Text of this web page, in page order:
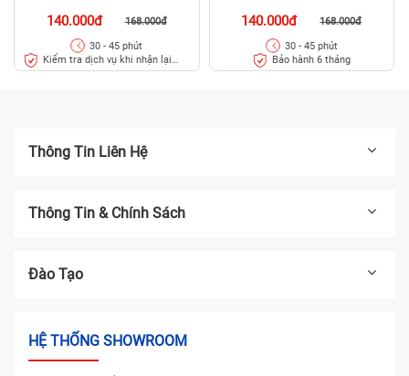
140.000đ 168.000đ
30 - 45 phút
Kiểm tra dịch vụ khi nhận lại
máy
140.000đ 168.000đ
30 - 45 phút
Bảo hành 6 tháng
Thông Tin Liên Hệ
Thông Tin & Chính Sách
Đào Tạo
HỆ THỐNG SHOWROOM